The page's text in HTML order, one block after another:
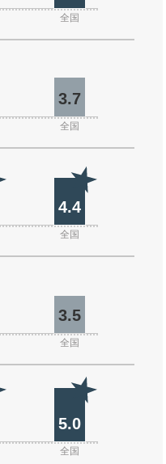
全国
3.7
全国
4.4
全国
3.5
全国
5.0
全国